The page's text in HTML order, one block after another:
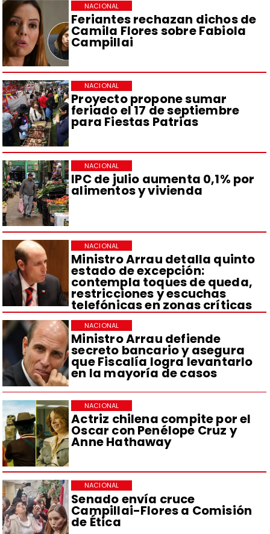
Feriantes rechazan dichos de
Camila Flores sobre Fabiola
Campillai
NACIONAL
Proyecto propone sumar
feriado el 17 de septiembre
para Fiestas Patrias
NACIONAL
IPC de julio aumenta 0,1% por
alimentos y vivienda
NACIONAL
Ministro Arrau detalla quinto
estado de excepción:
contempla toques de queda,
restricciones y escuchas
telefónicas en zonas críticas
NACIONAL
Ministro Arrau defiende
secreto bancario y asegura
que Fiscalía logra levantarlo
en la mayoría de casos
NACIONAL
Actriz chilena compite por el
Oscar con Penélope Cruz y
Anne Hathaway
NACIONAL
Senado envía cruce
Campillai-Flores a Comisión
de Ética
NACIONAL